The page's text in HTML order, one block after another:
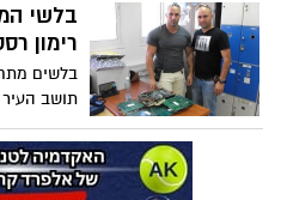
נתפסו
בלשי
רימון
בלשים
תושב
מתחנות
בשיחים.
בשקית הם